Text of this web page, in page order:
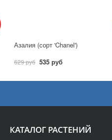
Азалия (сорт 'Chanel')
629 руб 535 руб
КАТАЛОГ РАСТЕНИЙ